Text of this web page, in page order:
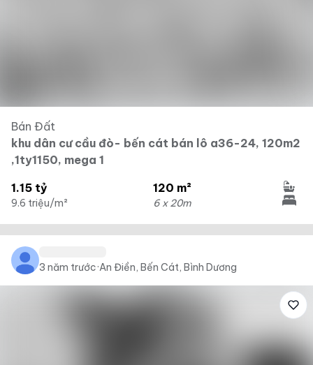
Bán Đất
khu dân cư cầu đò- bến cát bán lô a36-24, 120m2
,1ty1150, mega 1
1.15 tỷ
9.6 triệu/m²
120 m²
6 x 20m
3 năm trước·An Điền, Bến Cát, Bình Dương